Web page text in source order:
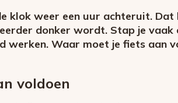
klok weer een uur achteruit. Dat
donker wordt. Stap je vaak
werken. Waar moet je fiets aan
voldoen